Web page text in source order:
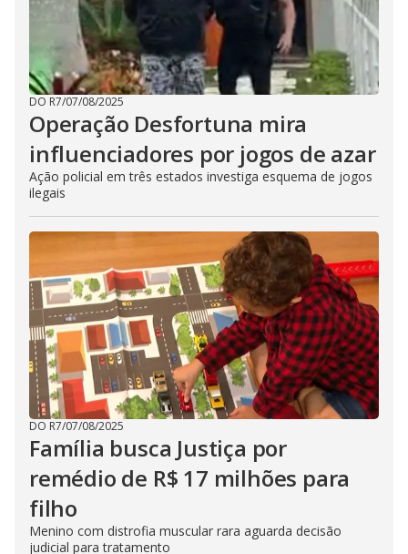
DO R7/07/08/2025
Operação Desfortuna mira
influenciadores por jogos de azar
Ação policial em três estados investiga esquema de jogos
ilegais
DO R7/07/08/2025
Família busca Justiça por
remédio de R$ 17 milhões para
filho
Menino com distrofia muscular rara aguarda decisão
judicial para tratamento